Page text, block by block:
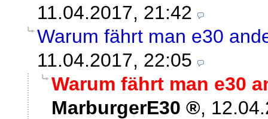
11.04.2017, 21:42
Warum fährt man e30
11.04.2017, 22:05
Warum fährt man e30
MarburgerE30
,